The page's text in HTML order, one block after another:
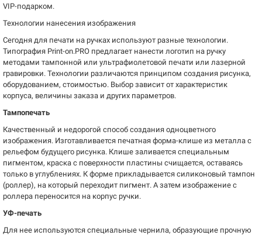
VIP-подарком.
Технологии нанесения изображения
Сегодня для печати на ручках используют разные технологии.
Типография Print-on.PRO предлагает нанести логотип на ручку
методами тампонной или ультрафиолетовой печати или лазерной
гравировки. Технологии различаются принципом создания рисунка,
оборудованием, стоимостью. Выбор зависит от характеристик
корпуса, величины заказа и других параметров.
Тампопечать
Качественный и недорогой способ создания одноцветного
изображения. Изготавливается печатная форма-клише из металла с
рельефом будущего рисунка. Клише заливается специальным
пигментом, краска с поверхности пластины счищается, оставаясь
только в углублениях. К форме прикладывается силиконовый тампон
(роллер), на который переходит пигмент. А затем изображение с
роллера переносится на корпус ручки.
УФ-печать
Для нее используются специальные чернила, образующие прочную